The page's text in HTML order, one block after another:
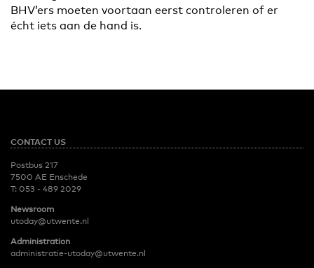
BHV’ers moeten voortaan eerst controleren of er
écht iets aan de hand is.
CONTACT US
Postbus 217
7500 AE Enschede
T: 053 - 489 2029
Newsroom
utoday@utwente.nl
Administration
administratie-utoday@utwente.nl